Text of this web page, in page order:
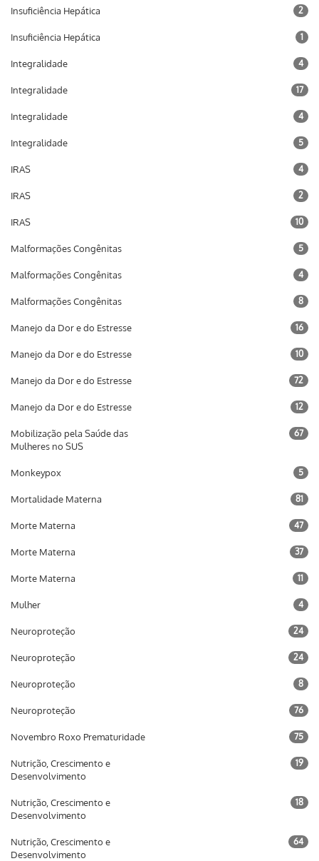
Insuficiência Hepática 2
Insuficiência Hepática 1
Integralidade 4
Integralidade 17
Integralidade 4
Integralidade 5
IRAS 4
IRAS 2
IRAS 10
Malformações Congênitas 5
Malformações Congênitas 4
Malformações Congênitas 8
Manejo da Dor e do Estresse 16
Manejo da Dor e do Estresse 10
Manejo da Dor e do Estresse 72
Manejo da Dor e do Estresse 12
Mobilização pela Saúde das
Mulheres no SUS
67
Monkeypox 5
Mortalidade Materna 81
Morte Materna 47
Morte Materna 37
Morte Materna 11
Mulher 4
Neuroproteção 24
Neuroproteção 24
Neuroproteção 8
Neuroproteção 76
Novembro Roxo Prematuridade 75
Nutrição, Crescimento e
Desenvolvimento
19
Nutrição, Crescimento e
Desenvolvimento
18
Nutrição, Crescimento e
Desenvolvimento
64